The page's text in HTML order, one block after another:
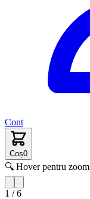
Cont
Coș0
🔍 Hover pentru zoom
1 /6